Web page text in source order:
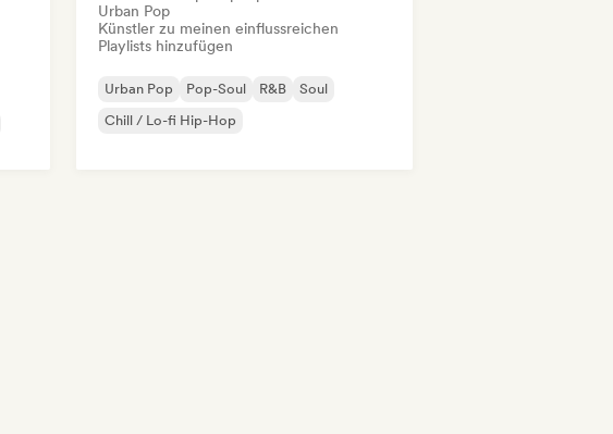
Urban Pop
Künstler zu meinen einflussreichen
Playlists hinzufügen
Urban Pop Pop-Soul R&B
Soul
Chill / Lo-fi Hip-Hop